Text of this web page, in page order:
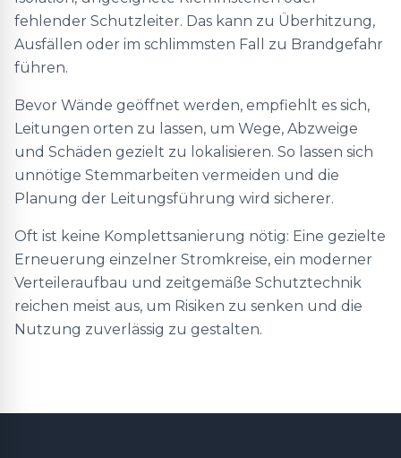
fehlender Schutzleiter. Das kann zu Überhitzung,
Ausfällen oder im schlimmsten Fall zu Brandgefahr
führen.
Bevor Wände geöffnet werden, empfiehlt es sich,
Leitungen orten zu lassen, um Wege, Abzweige
und Schäden gezielt zu lokalisieren. So lassen sich
unnötige Stemmarbeiten vermeiden und die
Planung der Leitungsführung wird sicherer.
Oft ist keine Komplettsanierung nötig: Eine gezielte
Erneuerung einzelner Stromkreise, ein moderner
Verteileraufbau und zeitgemäße Schutztechnik
reichen meist aus, um Risiken zu senken und die
Nutzung zuverlässig zu gestalten.